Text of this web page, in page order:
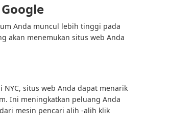
Anda muncul lebih tinggi pada
akan menemukan situs web Anda
situs web Anda dapat menarik
Ini meningkatkan peluang Anda
mesin pencari alih -alih klik